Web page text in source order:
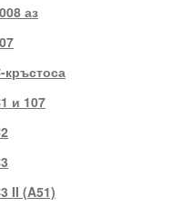
аз
кръстоса
и 107
II (A51)